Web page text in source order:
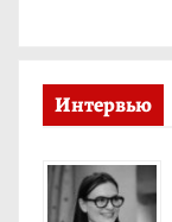
Интервью